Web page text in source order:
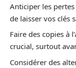
Anticiper les
de laisser vos clés
Faire des copies à
crucial, surtout
Considérer des